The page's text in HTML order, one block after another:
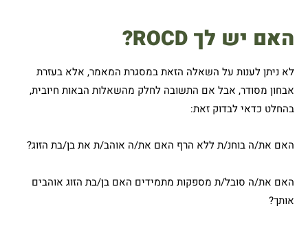
האם יש לך ROCD?
לא ניתן לענות על השאלה הזאת במסגרת המאמר, אלא בעזרת
אבחון מסודר, אבל אם התשובה לחלק מהשאלות הבאות חיובית,
בהחלט כדאי לבדוק זאת:
האם את/ה בוחנ/ת ללא הרף האם את/ה אוהב/ת את בן/בת הזוג?
האם את/ה סובל/ת מספקות מתמידים האם בן/בת הזוג אוהבים
אותך?